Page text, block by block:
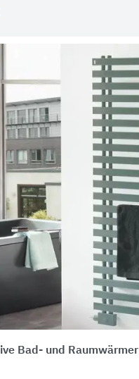
Bad- und Raumwärmer